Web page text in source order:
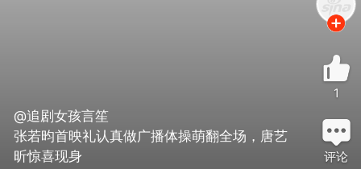
1
评论
@追剧女孩言笙
张若昀首映礼认真做广播体操萌翻全场，唐艺
昕惊喜现身